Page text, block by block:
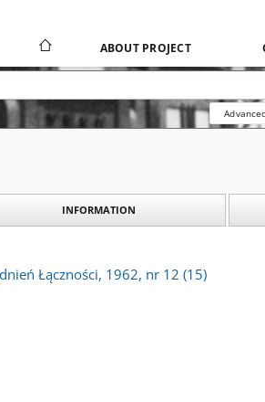
ABOUT PROJECT
INFORMATION
Łączności, 1962, nr 12 (15)